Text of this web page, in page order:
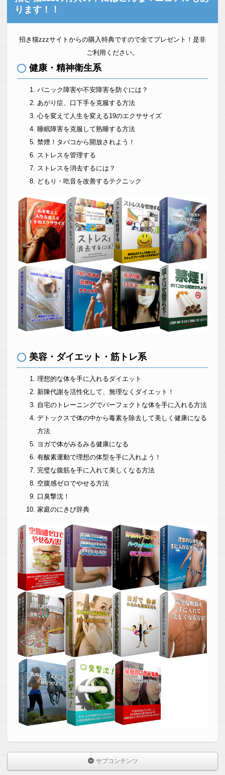
ります！！
招き猫zzzサイトからの購入特典ですので全てプレゼント！是非
ご利用ください。
健康・精神衛生系
パニック障害や不安障害を防ぐには？
あがり症、口下手を克服する方法
心を変えて人生を変える19のエクササイズ
睡眠障害を克服して熟睡する方法
禁煙！タバコから開放されよう！
ストレスを管理する
ストレスを消去するには？
どもり・吃音を改善するテクニック
美容・ダイエット・筋トレ系
理想的な体を手に入れるダイエット
新陳代謝を活性化して、無理なくダイエット！
自宅のトレーニングでパーフェクトな体を手に入れる方法
デトックスで体の中から毒素を除去して美しく健康になる
方法
ヨガで体がみるみる健康になる
有酸素運動で理想の体型を手に入れよう！
完璧な腹筋を手に入れて美しくなる方法
空腹感ゼロでやせる方法
口臭撃沈！
家庭のにきび辞典
サブコンテンツ